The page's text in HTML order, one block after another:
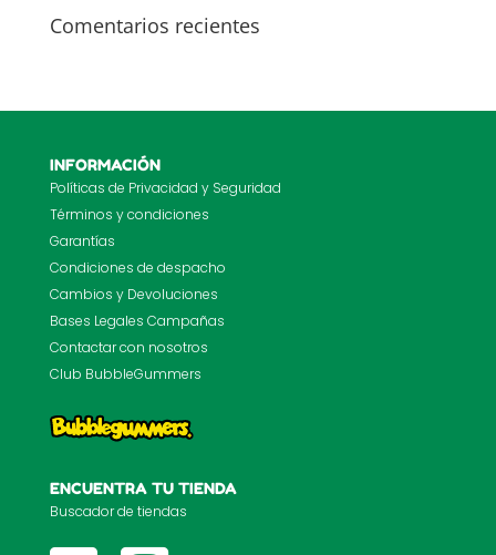
Comentarios recientes
INFORMACIÓN
Políticas de Privacidad y Seguridad
Términos y condiciones
Garantías
Condiciones de despacho
Cambios y Devoluciones
Bases Legales Campañas
Contactar con nosotros
Club BubbleGummers
ENCUENTRA TU TIENDA
Buscador de tiendas